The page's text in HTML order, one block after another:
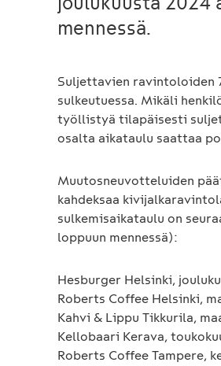
mennessä.
Suljettavien ravintoloiden
sulkeutuessa. Mikäli
työllistyä tilapäisesti
osalta aikataulu saattaa
Muutosneuvotteluiden
kahdeksaa
sulkemisaikataulu on
loppuun mennessä):
Hesburger Helsinki,
Roberts Coffee Helsinki,
Kahvi & Lippu Tikkurila,
Kellobaari Kerava,
Roberts Coffee Tampere,